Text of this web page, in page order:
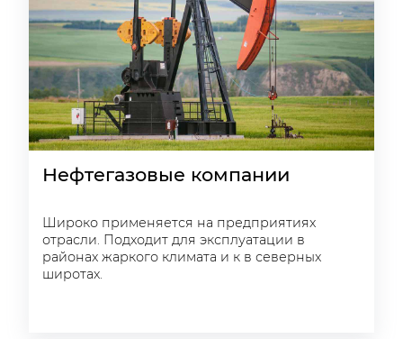
Нефтегазовые компании
Широко применяется на предприятиях
отрасли. Подходит для эксплуатации в
районах жаркого климата и к в северных
широтах.